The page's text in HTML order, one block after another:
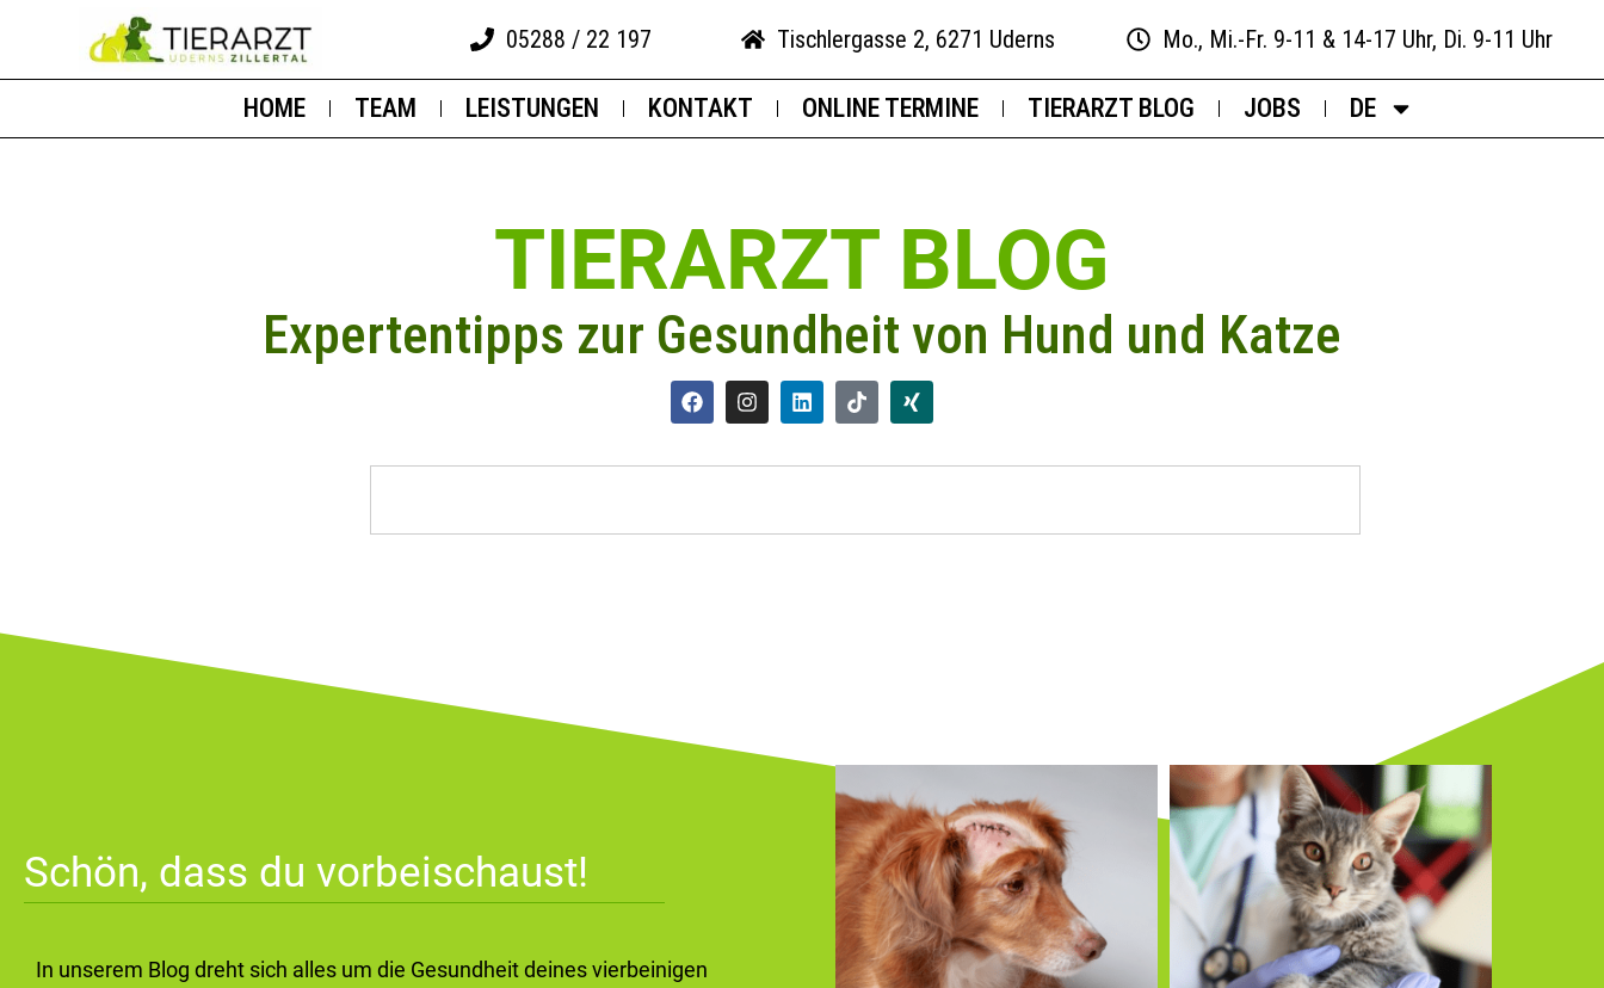
05288 / 22 197 Tischlergasse 2, 6271 Uderns Mo., Mi.-Fr. 9-11 & 14-17 Uhr, Di. 9-11 Uhr
HOME TEAM LEISTUNGEN KONTAKT ONLINE TERMINE TIERARZT BLOG JOBS DE
TIERARZT BLOG
Expertentipps zur Gesundheit von Hund und Katze
Schön, dass du vorbeischaust!
In unserem Blog dreht sich alles um die Gesundheit deines vierbeinigen